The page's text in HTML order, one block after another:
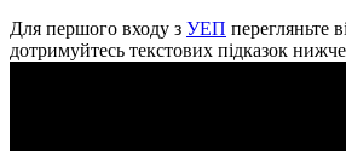
Для першого входу з УЕП перегляньте в
дотримуйтесь текстових підказок нижче